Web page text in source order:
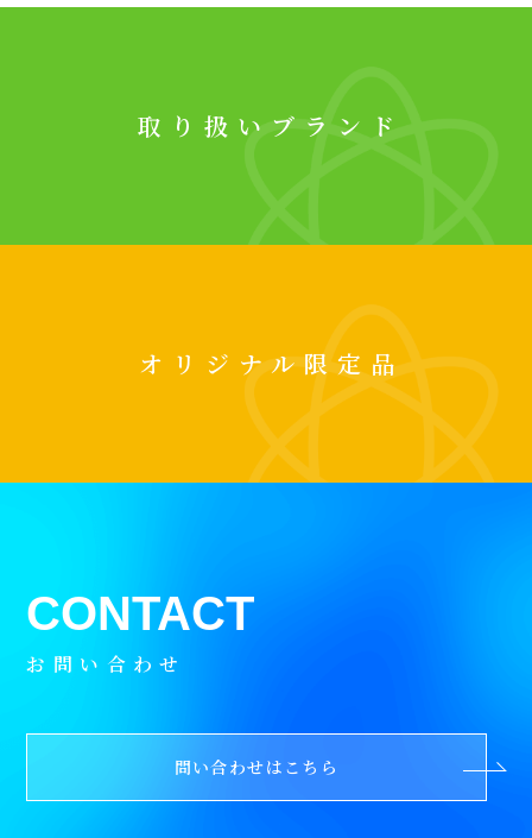
取り扱いブランド
オリジナル限定品
お問い合わせ
問い合わせはこちら